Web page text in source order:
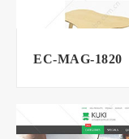
EC-MAG-1820